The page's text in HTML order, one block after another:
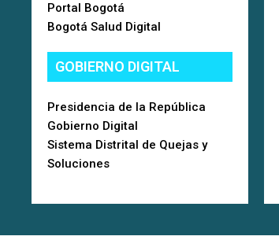
Portal Bogotá
Bogotá Salud Digital
GOBIERNO DIGITAL
Presidencia de la República
Gobierno Digital
Sistema Distrital de Quejas y
Soluciones